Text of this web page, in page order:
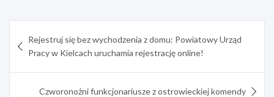
wpisu
Rejestruj się bez wychodzenia z domu: Powiatowy Urząd
Pracy w Kielcach uruchamia rejestrację online!
Czworonożni funkcjonariusze z ostrowieckiej komendy